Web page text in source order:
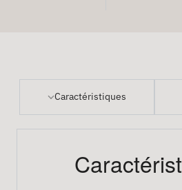
Caractéristiques